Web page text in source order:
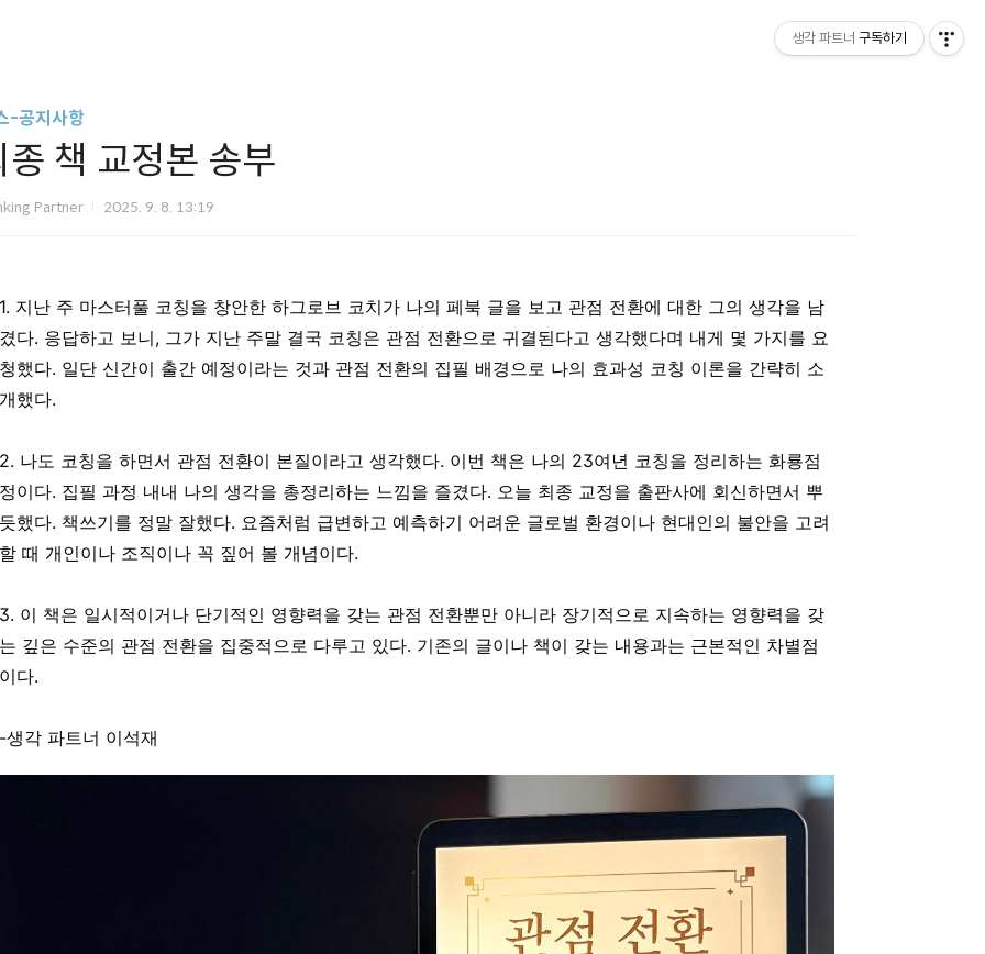
-공지사항
종 책 교정본 송부
Partner 2025. 9. 8. 13:19
지난 주 마스터풀 코칭을 창안한 하그로브 코치가 나의 페북 글을 보고 관점 전환에 대한 그의 생각을 남
다. 응답하고 보니, 그가 지난 주말 결국 코칭은 관점 전환으로 귀결된다고 생각했다며 내게 몇 가지를 요
했다. 일단 신간이 출간 예정이라는 것과 관점 전환의 집필 배경으로 나의 효과성 코칭 이론을 간략히 소
했다.
나도 코칭을 하면서 관점 전환이 본질이라고 생각했다. 이번 책은 나의 23여년 코칭을 정리하는 화룡점
이다. 집필 과정 내내 나의 생각을 총정리하는 느낌을 즐겼다. 오늘 최종 교정을 출판사에 회신하면서 뿌
했다. 책쓰기를 정말 잘했다. 요즘처럼 급변하고 예측하기 어려운 글로벌 환경이나 현대인의 불안을 고려
때 개인이나 조직이나 꼭 짚어 볼 개념이다.
이 책은 일시적이거나 단기적인 영향력을 갖는 관점 전환뿐만 아니라 장기적으로 지속하는 영향력을 갖
깊은 수준의 관점 전환을 집중적으로 다루고 있다. 기존의 글이나 책이 갖는 내용과는 근본적인 차별점
다.
생각 파트너 이석재
생각 파트너 구독하기